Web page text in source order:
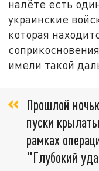
налёте есть
украинские
которая
имели такой
Прошлой
пуски
рамках
"Глубокий